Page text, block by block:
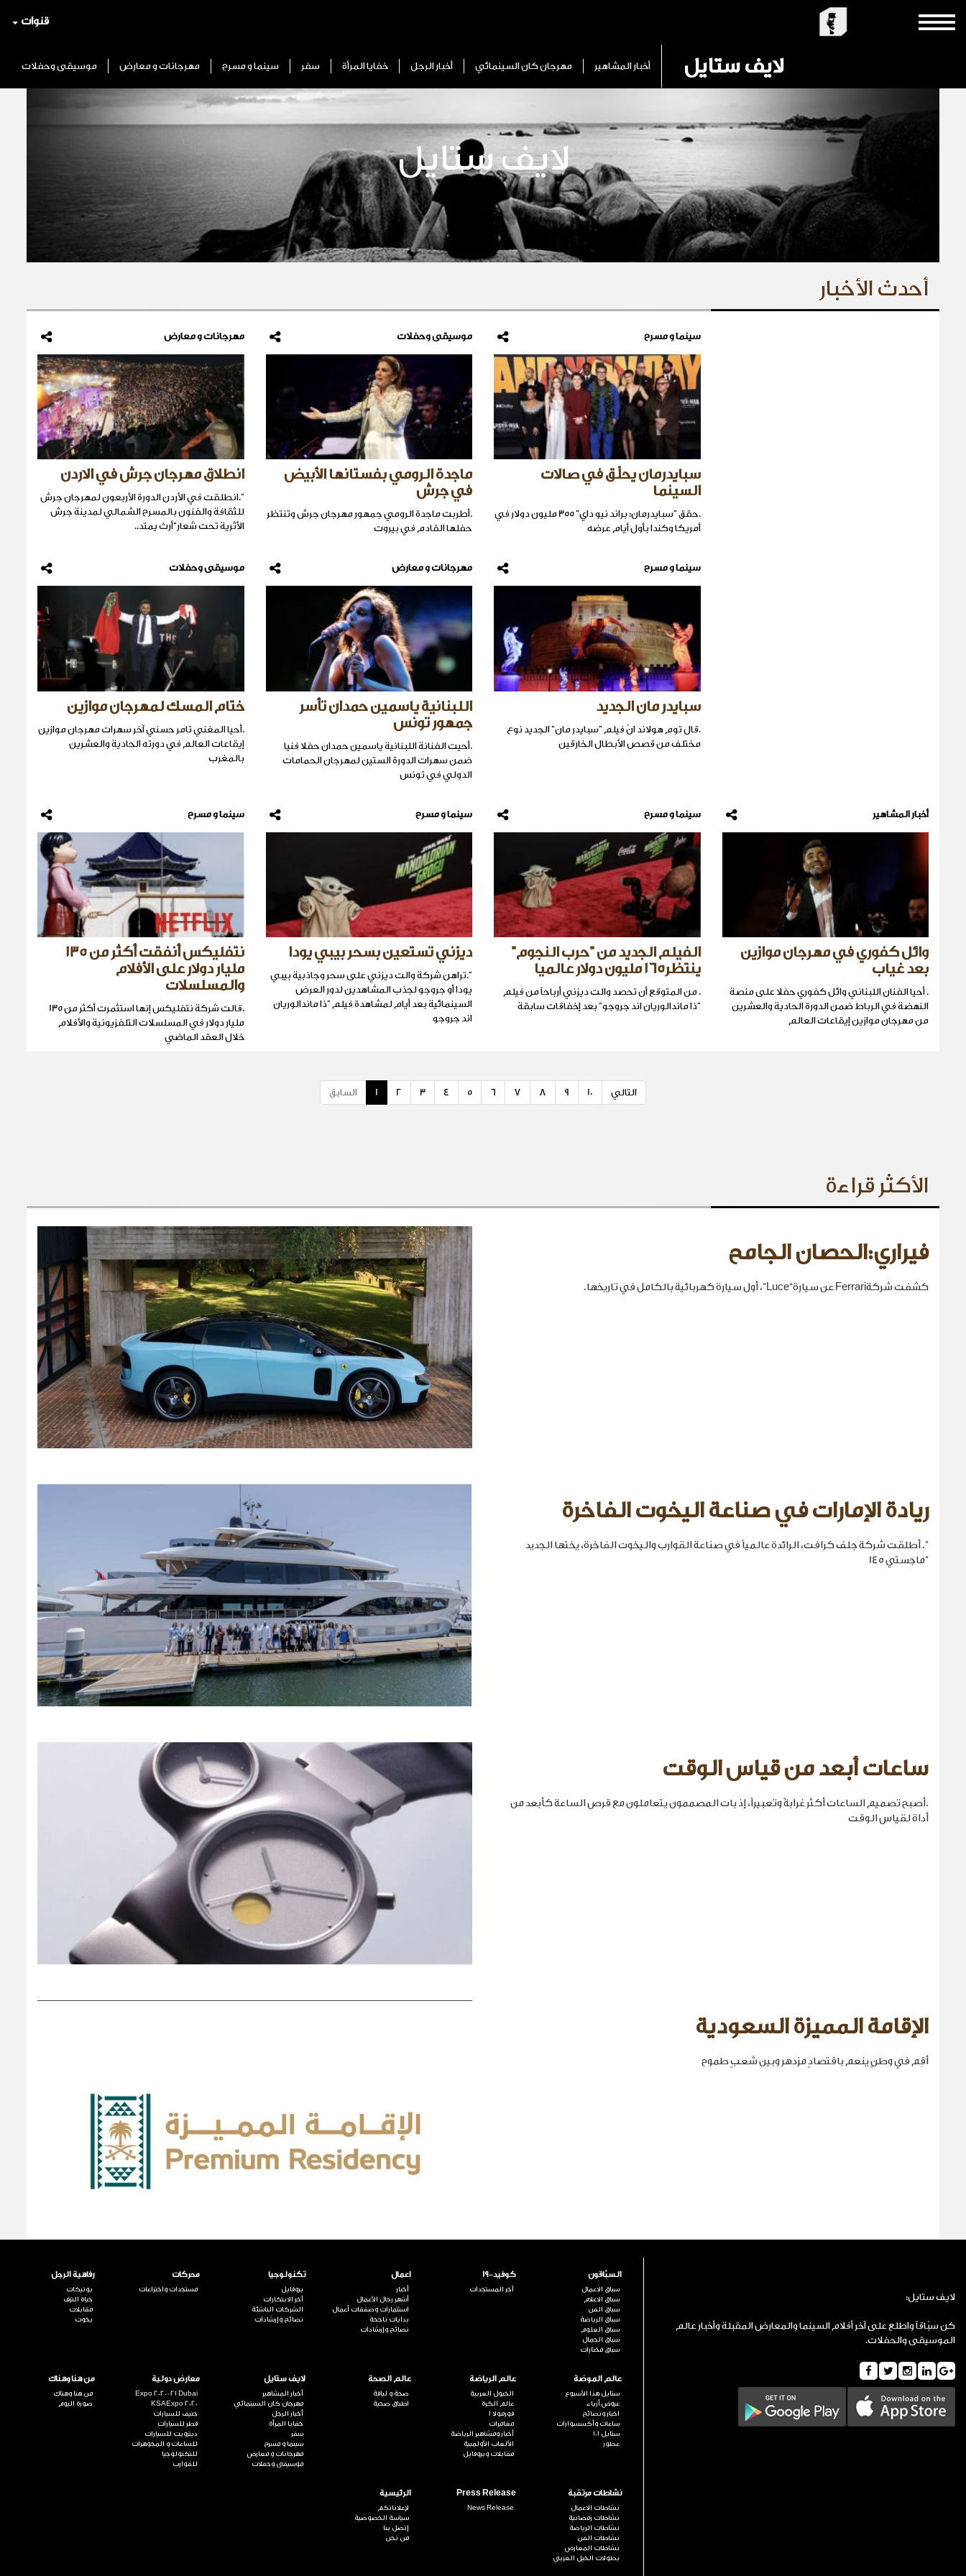
قنوات
لايف ستايل أخبار المشاهير مهرجان كان السينمائي أخبار الرجل خفايا المرأة سفر سينما و مسرح مهرجانات و معارض موسيقى وحفلات
لايف ستايل
أحدث الأخبار
سينما و مسرح
سبايدرمان يحلّق في صالات
السينما
.حقق "سبايدرمان: براند نيو داي" 355 مليون دولار في
أمريكا وكندا بأول أيام عرضه
موسيقى وحفلات
ماجدة الرومي بفستانها الأبيض
في جرش
.أطربت ماجدة الرومي جمهور مهرجان جرش وتنتظر
حفلها القادم في بيروت
مهرجانات و معارض
انطلاق مهرجان جرش في الاردن
".انطلقت في الأردن الدورة الأربعون لمهرجان جرش
للثقافة والفنون بالمسرح الشمالي لمدينة جرش
الأثرية تحت شعار"أرث​ يمتد..
سينما و مسرح
سبايدر مان الجديد
.قال توم هولاند انّ فيلم "سبايدر مان" الجديد نوع
مختلف من قصص الأبطال الخارقين
مهرجانات و معارض
اللبنانية ياسمين حمدان تأسر
جمهور تونس
.أحيت الفنانة اللبنانية ياسمين حمدان حفلا فنيا
ضمن سهرات الدورة الستين لمهرجان الحمامات ​
الدولي في تونس
موسيقى وحفلات
ختام المسك لمهرجان موازين
.أحيا المغني تامر حسني آخر سهرات مهرجان موازين
إيقاعات العالم في دورته الحادية والعشرين ​
بالمغرب
أخبار المشاهير
وائل كفوري في مهرجان موازين
بعد غياب
. أحيا الفنان اللبناني وائل كفوري حفلا على منصة
النهضة في الرباط ضمن الدورة الحادية ​والعشرين
من مهرجان موازين إيقاعات العالم
سينما و مسرح
الفيلم الجديد من "حرب النجوم"
ينتظر165 مليون دولار عالميا
. من المتوقع أن تحصد والت ديزني أرباحاً من فيلم
"ذا ماندالوريان اند جروجو" بعد إخفاقات سابقة
سينما و مسرح
ديزني تستعين بسحر بيبي يودا
".تراهن شركة والت ديزني على سحر وجاذبية بيبي
يودا أو جروجو لجذب المشاهدين لدور العرض
السينمائية بعد أيام لمشاهدة فيلم "ذا ماندالوريان
اند ​جروجو
سينما و مسرح
نتفليكس أنفقت أكثر من 135
مليار دولار على الأفلام
والمسلسلات
.قالت شركة نتفليكس إنها استثمرت أكثر من 135
مليار دولار في المسلسلات التلفزيونية والأفلام ​
خلال العقد الماضي
السابق 1 2 3 4 5 6 7 8 9 10 التالي
الأكثر قراءة
فيراري:الحصان الجامح
كشفت شركةFerrari عن سيارة“Luce”، أول سيارة كهربائية بالكامل في تاريخها.
ريادة الإمارات في صناعة اليخوت الفاخرة
". أطلقت شركة جلف كرافت، الرائدة عالمياً في صناعة القوارب واليخوت الفاخرة، يختها الجديد
"ماجستي 145
ساعات أبعد من قياس الوقت
.أصبح تصميم الساعات أكثر غرابةً وتعبيراً، إذ بات المصممون يتعاملون مع قرص الساعة كأبعد من
أداة لقياس الوقت
الإقامة المميزة السعودية
أقِم في وطنٍ ينعم باقتصادٍ مزدهر وبين شعبٍ طموح
السبّاقون
سباق الاعمال
سباق الاعلام
سباق الفن
سباق الرياضة
سباق العلوم
سباق الجمال
سباق مختارات
كوفيد-19
آخر المستجدات
اعمال
أخبار
أشهر رجال الأعمال
استثمارات وصفقات أعمال
بدايات ناجحة
نصائح وإرشادات
تكنولوجيا
بروفايل
آخر الابتكارات
الشركات الناشئة
نصائح وإرشادات
محركات
مستجدات واختراعات
رفاهية الرجل
بوتيكات
حياة الترف
مقابلات
يخوت
عالم الموضة
ستايل هذا الأسبوع
عروض أزياء
اخبار ونصائح
ساعات وأكسسوارات
ستايل 101
عطور
عالم الرياضة
الخيول العربية
عالم الكرة
فورمولا 1
مغامرات
أخبار ومشاهير الرياضة
الألعاب الأولمبية
مقابلات وبروفايل
عالم الصحة
صحة و لياقة
اطباق صحية
لايف ستايل
أخبار المشاهير
مهرجان كان السينمائي
أخبار الرجل
خفايا المرأة
سفر
سينما و مسرح
مهرجانات و معارض
موسيقى وحفلات
معارض دولية
Expo 2020-21 Dubai
KSAExpo 2020
جنيف للسيارات
قطر للسيارات
ديترويت للسيارات
للساعات و المجوهرات
للتكنولوجيا
للقوارب
من هنا وهناك
من هنا وهناك
صورة اليوم
نشاطات مرتقبة
نشاطات الاعمال
نشاطات رمضانية
نشاطات الرياضة
نشاطات الفن
نشاطات المعارض
بطولات الخيل العربي
Press Release
News Release
الرئيسية
لإعلاناتكم
سياسة الخصوصية
إتصل بنا
من نحن
لايف ستايل:
كن سبّاقاً واطلع على آخر أفلام السينما والمعارض المقبلة وأخبار عالم
الموسيقى والحفلات.